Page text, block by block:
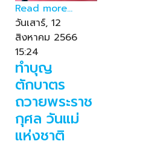
Read more...
วันเสาร์, 12
สิงหาคม 2566
15:24
ทำบุญ
ตักบาตร
ถวายพระราช
กุศล วันแม่
แห่งชาติ